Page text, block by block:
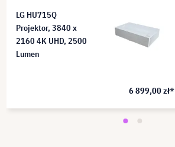
LG HU715Q
Projektor, 3840 x
2160 4K UHD, 2500
Lumen
6 899,00 zł*